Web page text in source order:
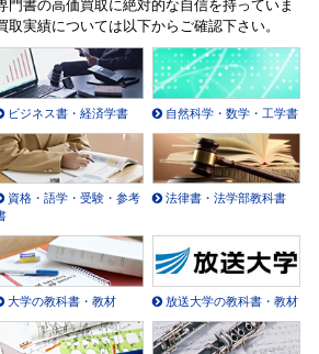
門書の高価買取に絶対的な自信を持っていま
実績については以下からご確認下さい。
ビジネス書・経済学書 自然科学・数学・工学書
資格・語学・受験・参考
法律書・法学部教科書
大学の教科書・教材 放送大学の教科書・教材